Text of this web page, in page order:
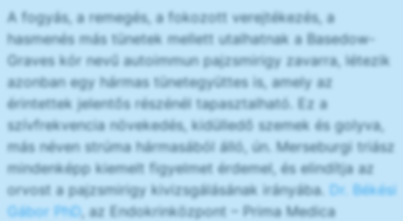
A fogyás, a remegés, a fokozott verejtékezés, a
hasmenés más tünetek mellett utalhatnak a Basedow-
Graves kór nevű autoimmun pajzsmirigy zavarra, létezik
azonban egy hármas tünetegyüttes is, amely az
érintettek jelentős részénél tapasztalható. Ez a
szívfrekvencia növekedés, kidülledő szemek és golyva,
más néven strúma hármasából álló, ún. Merseburgi triász
mindenképp kiemelt figyelmet érdemel, és elindítja az
orvost a pajzsmirigy kivizsgálásának irányába. Dr. Békési
Gábor PhD, az Endokrinközpont – Prima Medica